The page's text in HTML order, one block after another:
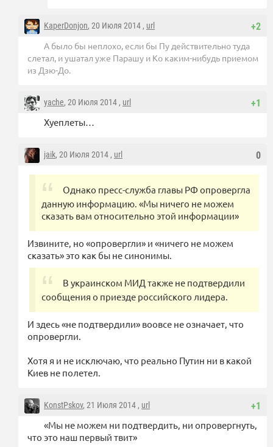
+2
KaperDonjon, 20 Июля 2014 , url
А было бы неплохо, если бы Пу действительно туда
слетал, и ушатал уже Парашу и Ко каким-нибудь приемом
из Дзю-До.
+1
yache, 20 Июля 2014 , url
Хуеплеты…
0
jaik, 20 Июля 2014 , url
Однако пресс-служба главы РФ опровергла
данную информацию. «Мы ничего не можем
сказать вам относительно этой информации»
Извините, но «опровергли» и «ничего не можем
сказать» это как бы не синонимы.
В украинском МИД также не подтвердили
сообщения о приезде российского лидера.
И здесь «не подтвердили» воовсе не означает, что
опровергли.
Хотя я и не исключаю, что реально Путин ни в какой
Киев не полетел.
+1
KonstPskov, 21 Июля 2014 , url
«Мы не можем ни подтвердить, ни опровергнуть,
что это наш первый твит»